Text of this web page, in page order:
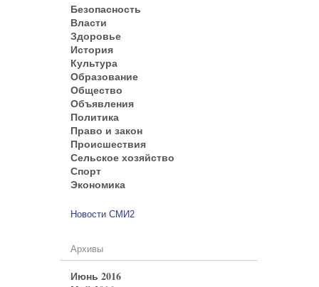
Безопасность
Власти
Здоровье
История
Культура
Образование
Общество
Объявления
Политика
Право и закон
Происшествия
Сельское хозяйство
Спорт
Экономика
Новости СМИ2
Архивы
Июнь 2016